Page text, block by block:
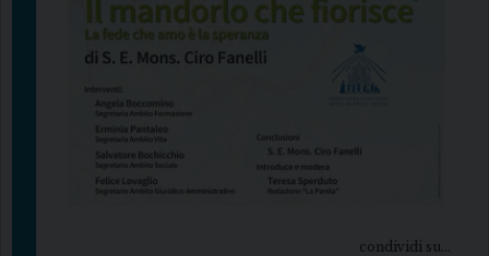
condividi su...